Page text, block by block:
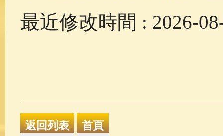
最近修改時間 : 2026-